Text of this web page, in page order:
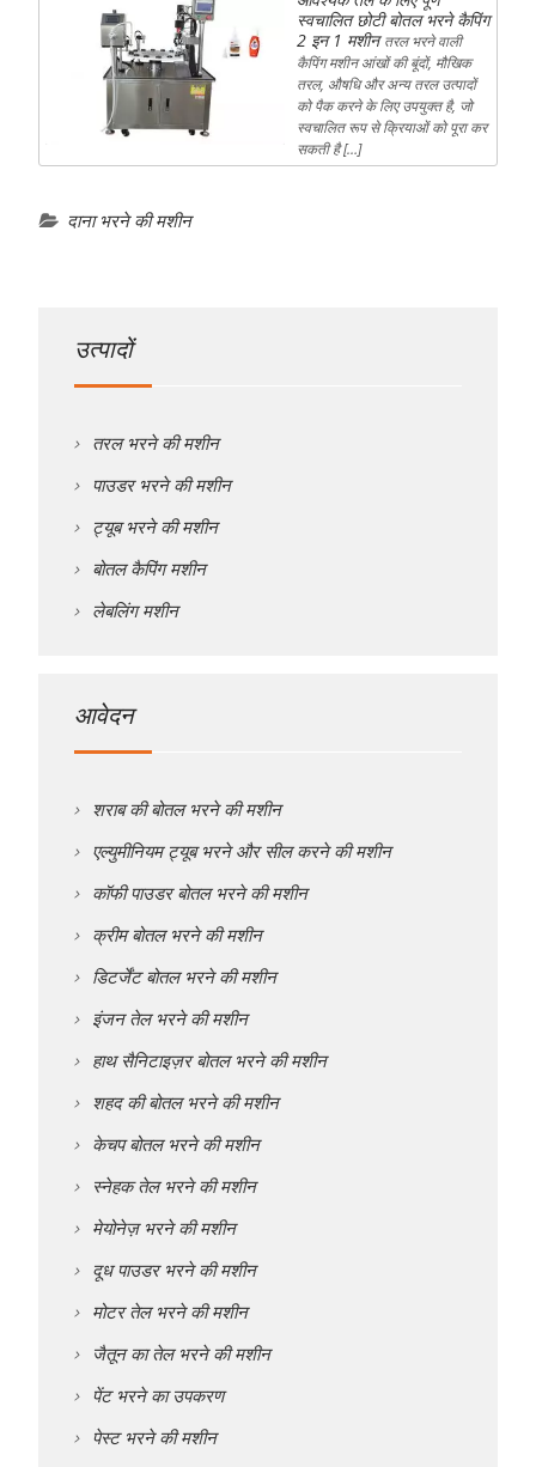
स्वचालित छोटी बोतल भरने कैपिंग
2 इन 1 मशीन तरल भरने वाली
कैपिंग मशीन आंखों की बूंदों, मौखिक
तरल, औषधि और अन्य तरल उत्पादों
को पैक करने के लिए उपयुक्त है, जो
स्वचालित रूप से क्रियाओं को पूरा कर
सकती है […]
दाना भरने की मशीन
उत्पादों
तरल भरने की मशीन
पाउडर भरने की मशीन
ट्यूब भरने की मशीन
बोतल कैपिंग मशीन
लेबलिंग मशीन
आवेदन
शराब की बोतल भरने की मशीन
एल्युमीनियम ट्यूब भरने और सील करने की मशीन
कॉफी पाउडर बोतल भरने की मशीन
क्रीम बोतल भरने की मशीन
डिटर्जेंट बोतल भरने की मशीन
इंजन तेल भरने की मशीन
हाथ सैनिटाइज़र बोतल भरने की मशीन
शहद की बोतल भरने की मशीन
केचप बोतल भरने की मशीन
स्नेहक तेल भरने की मशीन
मेयोनेज़ भरने की मशीन
दूध पाउडर भरने की मशीन
मोटर तेल भरने की मशीन
जैतून का तेल भरने की मशीन
पेंट भरने का उपकरण
पेस्ट भरने की मशीन